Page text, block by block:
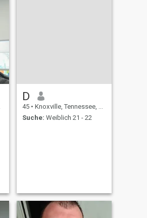
D
45 • Knoxville, Tennessee, USA
Suche: Weiblich 21 - 22